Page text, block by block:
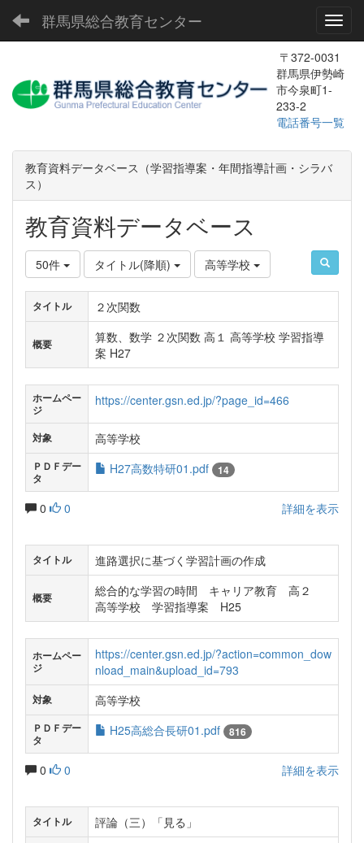
群馬県総合教育センター
〒372-0031
群馬県伊勢崎
市今泉町1-
233-2
電話番号一覧
教育資料データベース（学習指導案・年間指導計画・シラバ
ス）
教育資料データベース
50件 タイトル(降順) 高等学校
タイトル ２次関数
概要
算数、数学 ２次関数 高１ 高等学校 学習指導
案 H27
ホームペー
ジ
https://center.gsn.ed.jp/?page_id=466
対象 高等学校
ＰＤＦデー
タ
H27高数特研01.pdf 14
0 0 詳細を表示
タイトル 進路選択に基づく学習計画の作成
概要
総合的な学習の時間 キャリア教育 高２
高等学校 学習指導案 H25
ホームペー
ジ
https://center.gsn.ed.jp/?action=common_dow
nload_main&upload_id=793
対象 高等学校
ＰＤＦデー
タ
H25高総合長研01.pdf 816
0 0 詳細を表示
タイトル 評論（三）「見る」